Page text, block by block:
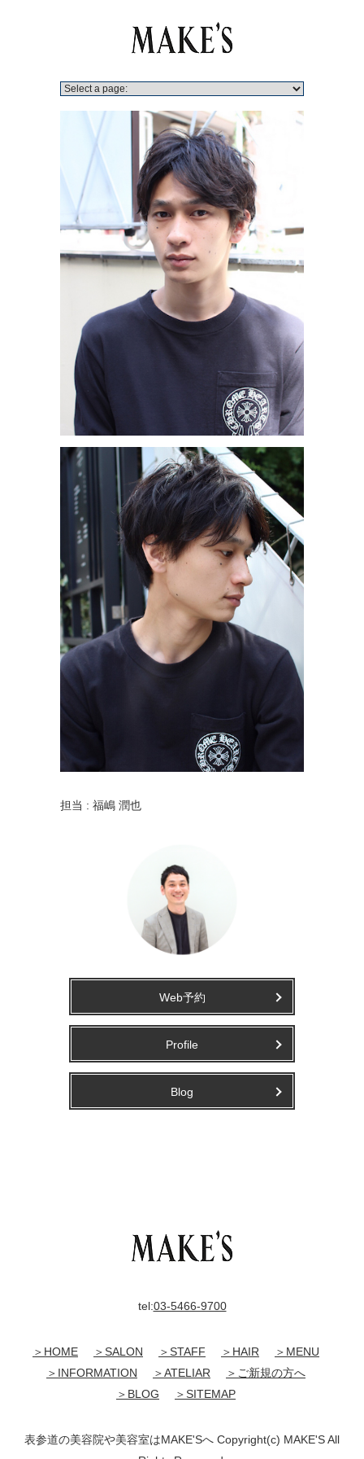
担当 : 福嶋 潤也
Web予約
Profile
Blog
tel:03-5466-9700
＞HOME ＞SALON ＞STAFF ＞HAIR
＞MENU
＞INFORMATION
＞ATELIAR
＞ご新規の方へ
＞BLOG
＞SITEMAP
表参道の美容院や美容室はMAKE'Sへ Copyright(c) MAKE'S All